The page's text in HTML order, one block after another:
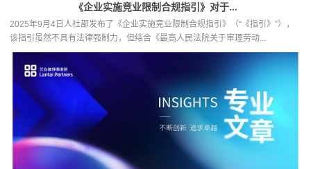
《企业实施竞业限制合规指引》对于...
2025年9月4日人社部发布了《企业实施竞业限制合规指引》（“《指引》”），
该指引虽然不具有法律强制力，但结合《最高人民法院关于审理劳动...